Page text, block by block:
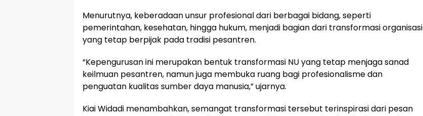
Menurutnya, keberadaan unsur profesional dari berbagai bidang, seperti
pemerintahan, kesehatan, hingga hukum, menjadi bagian dari transformasi organisasi
yang tetap berpijak pada tradisi pesantren.
“Kepengurusan ini merupakan bentuk transformasi NU yang tetap menjaga sanad
keilmuan pesantren, namun juga membuka ruang bagi profesionalisme dan
penguatan kualitas sumber daya manusia,” ujarnya.
Kiai Widadi menambahkan, semangat transformasi tersebut terinspirasi dari pesan